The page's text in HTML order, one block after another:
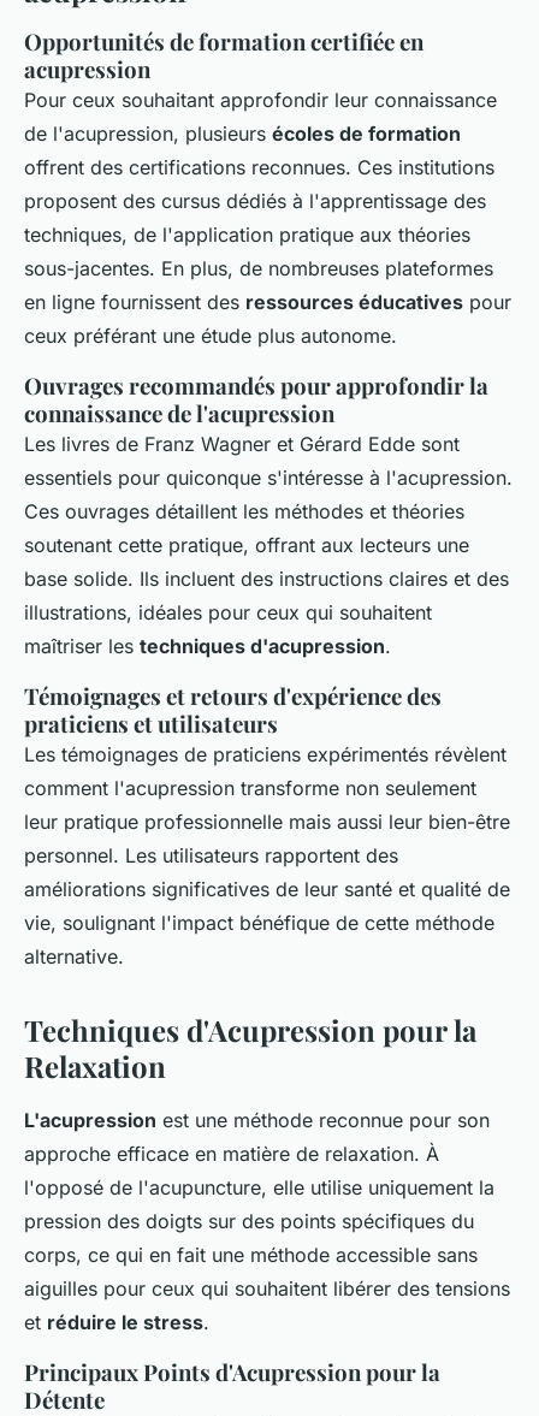
Opportunités de formation certifiée en
acupression
Pour ceux souhaitant approfondir leur connaissance
de l'acupression, plusieurs écoles de formation
offrent des certifications reconnues. Ces institutions
proposent des cursus dédiés à l'apprentissage des
techniques, de l'application pratique aux théories
sous-jacentes. En plus, de nombreuses plateformes
en ligne fournissent des ressources éducatives pour
ceux préférant une étude plus autonome.
Ouvrages recommandés pour approfondir la
connaissance de l'acupression
Les livres de Franz Wagner et Gérard Edde sont
essentiels pour quiconque s'intéresse à l'acupression.
Ces ouvrages détaillent les méthodes et théories
soutenant cette pratique, offrant aux lecteurs une
base solide. Ils incluent des instructions claires et des
illustrations, idéales pour ceux qui souhaitent
maîtriser les techniques d'acupression.
Témoignages et retours d'expérience des
praticiens et utilisateurs
Les témoignages de praticiens expérimentés révèlent
comment l'acupression transforme non seulement
leur pratique professionnelle mais aussi leur bien-être
personnel. Les utilisateurs rapportent des
améliorations significatives de leur santé et qualité de
vie, soulignant l'impact bénéfique de cette méthode
alternative.
Techniques d'Acupression pour la
Relaxation
L'acupression est une méthode reconnue pour son
approche efficace en matière de relaxation. À
l'opposé de l'acupuncture, elle utilise uniquement la
pression des doigts sur des points spécifiques du
corps, ce qui en fait une méthode accessible sans
aiguilles pour ceux qui souhaitent libérer des tensions
et réduire le stress.
Principaux Points d'Acupression pour la
Détente